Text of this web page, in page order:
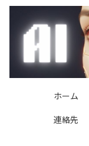
ホーム
連絡先